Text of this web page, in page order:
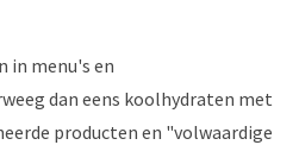
in menu's en
dan eens koolhydraten met
producten en "volwaardige